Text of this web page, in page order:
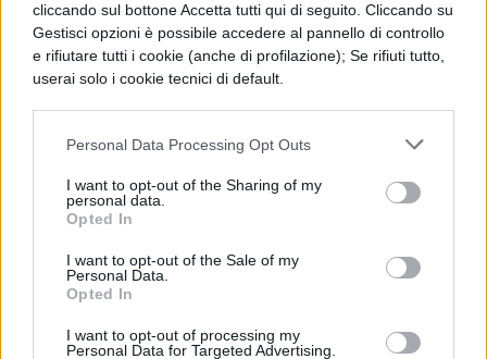
cliccando sul bottone Accetta tutti qui di seguito. Cliccando su
Gestisci opzioni è possibile accedere al pannello di controllo
e rifiutare tutti i cookie (anche di profilazione); Se rifiuti tutto,
userai solo i cookie tecnici di default.
Personal Data Processing Opt Outs
I want to opt-out of the Sharing of my
personal data.
Opted In
I want to opt-out of the Sale of my
Personal Data.
Opted In
I want to opt-out of processing my
Personal Data for Targeted Advertising.
Ovviamente ci sarà anche la parte
conclusiva di LOL – Chi ride è fuori congli
ultimi due episodiche saranno disponibili
[ATTENZIONE SPOILER]
Ricordiamo che la prima eliminata è stata
Alice Mangione a causa della doppia
ammonizione, anche se la seconda non per
una risata, ma perché ha utilizzato lo
scotch per coprirsi la bocca: regola violata